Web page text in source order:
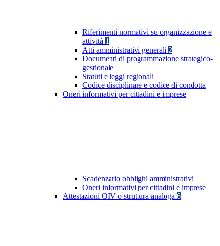
Riferimenti normativi su organizzazione e
attività 1
Atti amministrativi generali 2
Documenti di programmazione strategico-
gestionale
Statuti e leggi regionali
Codice disciplinare e codice di condotta
Oneri informativi per cittadini e imprese
Scadenzario obblighi amministrativi
Oneri informativi per cittadini e imprese
Attestazioni OIV o struttura analoga 6